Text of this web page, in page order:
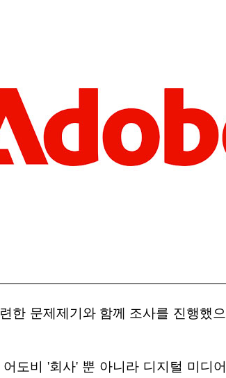
한 문제제기와 함께 조사를 진행했
도비 '회사' 뿐 아니라 디지털 미디